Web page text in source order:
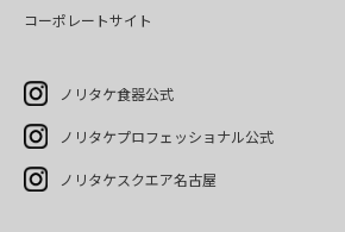
コーポレートサイト
ノリタケ食器公式
ノリタケプロフェッショナル公式
ノリタケスクエア名古屋